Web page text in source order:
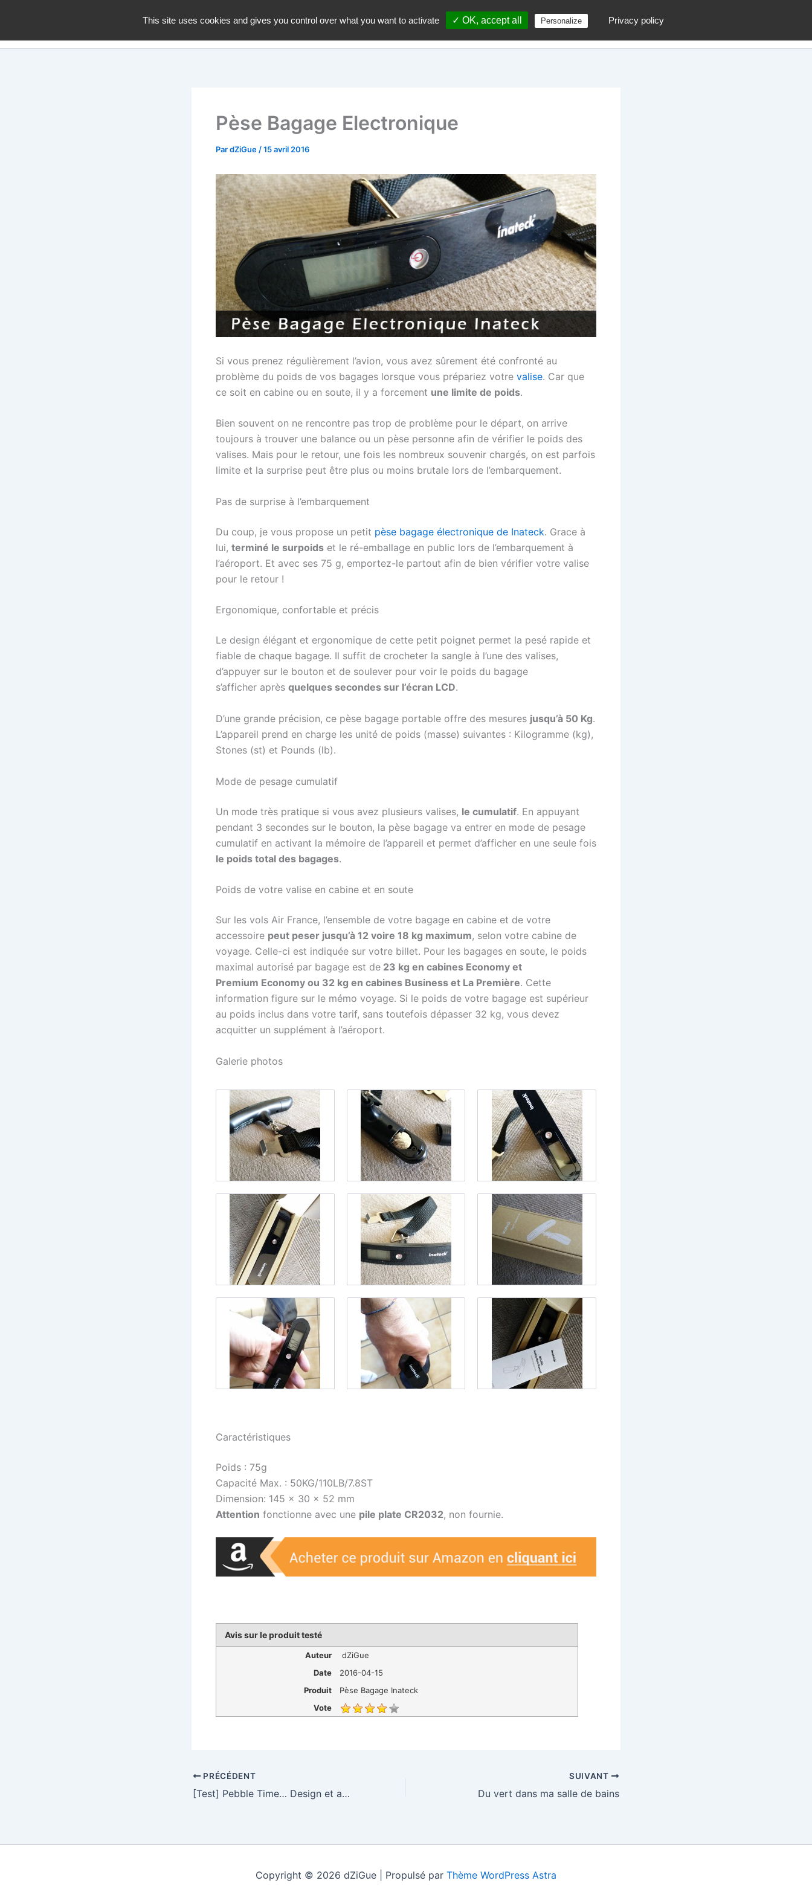
contenu
Accueil A propos du blog Contactez moi ! Archives
Pèse Bagage Electronique
PardZiGue /15 avril 2016
Si vous prenez régulièrement l’avion, vous avez sûrement été confronté au
problème du poids de vos bagages lorsque vous prépariez votre valise. Car que
ce soit en cabine ou en soute, il y a forcement une limite de poids.
Bien souvent on ne rencontre pas trop de problème pour le départ, on arrive
toujours à trouver une balance ou un pèse personne afin de vérifier le poids des
valises. Mais pour le retour, une fois les nombreux souvenir chargés, on est parfois
limite et la surprise peut être plus ou moins brutale lors de l’embarquement.
Pas de surprise à l’embarquement
Du coup, je vous propose un petit pèse bagage électronique de Inateck. Grace à
lui, terminé le surpoids et le ré-emballage en public lors de l’embarquement à
l’aéroport. Et avec ses 75 g, emportez-le partout afin de bien vérifier votre valise
pour le retour !
Ergonomique, confortable et précis
Le design élégant et ergonomique de cette petit poignet permet la pesé rapide et
fiable de chaque bagage. Il suffit de crocheter la sangle à l’une des valises,
d’appuyer sur le bouton et de soulever pour voir le poids du bagage
s’afficher après quelques secondes sur l’écran LCD.
D’une grande précision, ce pèse bagage portable offre des mesures jusqu’à 50 Kg.
L’appareil prend en charge les unité de poids (masse) suivantes : Kilogramme (kg),
Stones (st) et Pounds (lb).
Mode de pesage cumulatif
Un mode très pratique si vous avez plusieurs valises, le cumulatif. En appuyant
pendant 3 secondes sur le bouton, la pèse bagage va entrer en mode de pesage
cumulatif en activant la mémoire de l’appareil et permet d’afficher en une seule fois
le poids total des bagages.
Poids de votre valise en cabine et en soute
Sur les vols Air France, l’ensemble de votre bagage en cabine et de votre
accessoire peut peser jusqu’à 12 voire 18 kg maximum, selon votre cabine de
voyage. Celle-ci est indiquée sur votre billet. Pour les bagages en soute, le poids
maximal autorisé par bagage est de 23 kg en cabines Economy et
Premium Economy ou 32 kg en cabines Business et La Première. Cette
information figure sur le mémo voyage. Si le poids de votre bagage est supérieur
au poids inclus dans votre tarif, sans toutefois dépasser 32 kg, vous devez
acquitter un supplément à l’aéroport.
Galerie photos
Caractéristiques
Poids : 75g
Capacité Max. : 50KG/110LB/7.8ST
Dimension: 145 x 30 x 52 mm
Attention fonctionne avec une pile plate CR2032, non fournie.
Avis sur le produit testé
Auteur
dZiGue
Date
2016-04-15
Produit
Pèse Bagage Inateck
Vote
PRÉCÉDENT
[Test] Pebble Time… Design et autonomie
SUIVANT
Du vert dans ma salle de bains
Copyright © 2026 dZiGue | Propulsé par Thème WordPress Astra
This site uses cookies and gives you control over what you want to activate ✓ OK, accept all Personalize Privacy policy